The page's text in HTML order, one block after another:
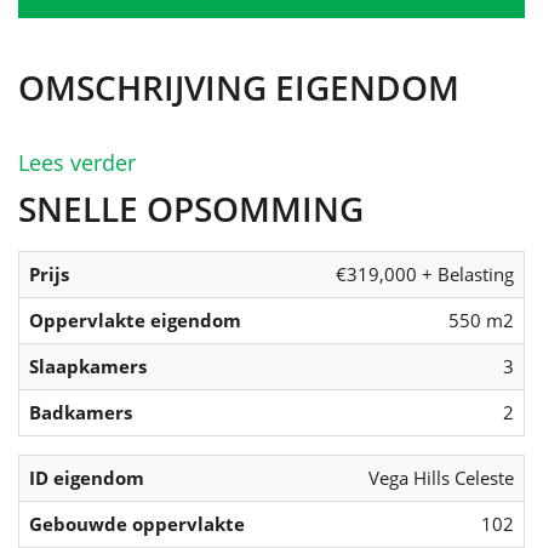
OMSCHRIJVING EIGENDOM
Lees verder
SNELLE OPSOMMING
Prijs
€319,000 + Belasting
Oppervlakte eigendom
550 m2
Slaapkamers
3
Badkamers
2
ID eigendom
Vega Hills Celeste
Gebouwde oppervlakte
102